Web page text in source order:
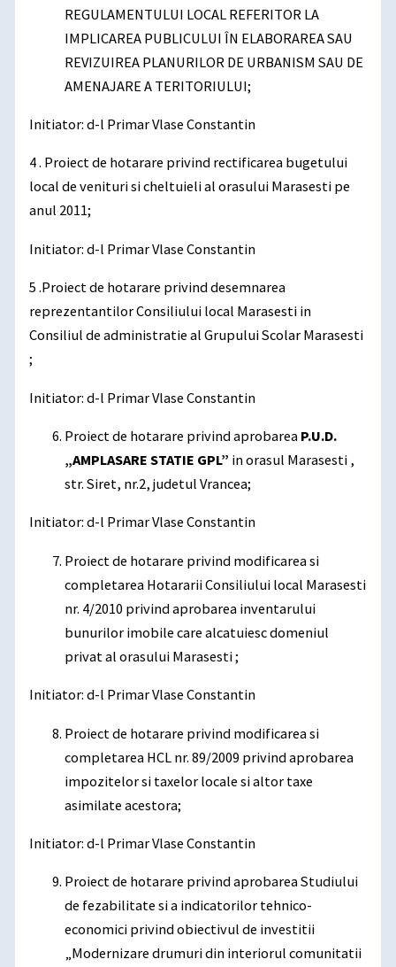
REGULAMENTULUI LOCAL REFERITOR LA
IMPLICAREA PUBLICULUI ÎN ELABORAREA SAU
REVIZUIREA PLANURILOR DE URBANISM SAU DE
AMENAJARE A TERITORIULUI;
Initiator: d-l Primar Vlase Constantin
4 . Proiect de hotarare privind rectificarea bugetului
local de venituri si cheltuieli al orasului Marasesti pe
anul 2011;
Initiator: d-l Primar Vlase Constantin
5 .Proiect de hotarare privind desemnarea
reprezentantilor Consiliului local Marasesti in
Consiliul de administratie al Grupului Scolar Marasesti
;
Initiator: d-l Primar Vlase Constantin
Proiect de hotarare privind aprobarea P.U.D.
„AMPLASARE STATIE GPL” in orasul Marasesti ,
str. Siret, nr.2, judetul Vrancea;
Initiator: d-l Primar Vlase Constantin
Proiect de hotarare privind modificarea si
completarea Hotararii Consiliului local Marasesti
nr. 4/2010 privind aprobarea inventarului
bunurilor imobile care alcatuiesc domeniul
privat al orasului Marasesti ;
Initiator: d-l Primar Vlase Constantin
Proiect de hotarare privind modificarea si
completarea HCL nr. 89/2009 privind aprobarea
impozitelor si taxelor locale si altor taxe
asimilate acestora;
Initiator: d-l Primar Vlase Constantin
Proiect de hotarare privind aprobarea Studiului
de fezabilitate si a indicatorilor tehnico-
economici privind obiectivul de investitii
„Modernizare drumuri din interiorul comunitatii